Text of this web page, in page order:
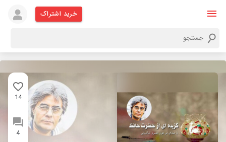
خرید اشتراک
14
4